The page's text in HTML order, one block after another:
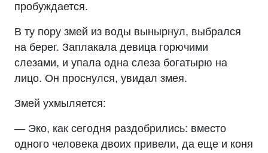
пробуждается.
В ту пору змей из воды вынырнул, выбрался
на берег. Заплакала девица горючими
слезами, и упала одна слеза богатырю на
лицо. Он проснулся, увидал змея.
Змей ухмыляется:
— Эко, как сегодня раздобрились: вместо
одного человека двоих привели, да еще и коня